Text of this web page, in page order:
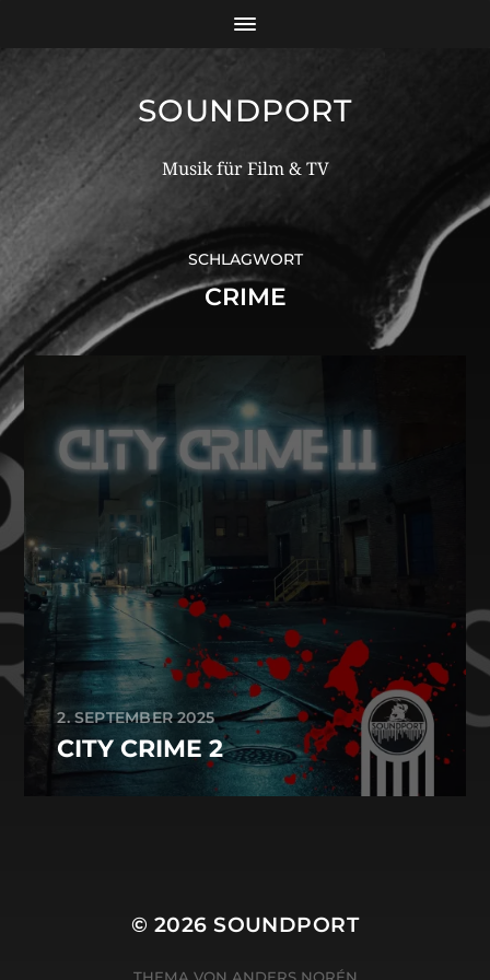
SOUNDPORT
Musik für Film & TV
SCHLAGWORT
CRIME
2. SEPTEMBER 2025
CITY CRIME 2
© 2026SOUNDPORT
THEMA VON ANDERS NORÉN